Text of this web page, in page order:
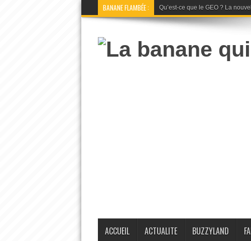
BANANE FLAMBÉE : Qu’est-ce que le GEO ? La
ACCUEIL ACTUALITE BUZZYLAND